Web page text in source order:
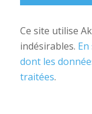
Ce site utilise
indésirables.
dont les
traitées.